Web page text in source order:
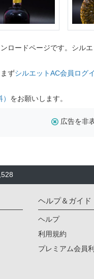
ロードページです。シル
ずシルエットAC会員ログ
をお願いします。
広告を非
ヘルプ＆ガイド
ヘルプ
利用規約
プレミアム会員